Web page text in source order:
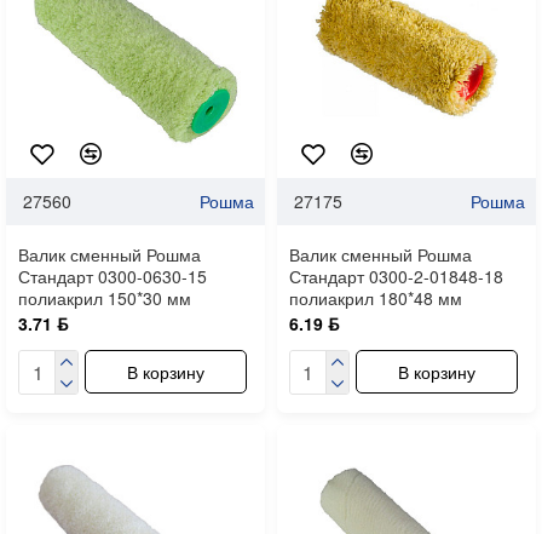
27560 Рошма
Валик сменный Рошма
Стандарт 0300-0630-15
полиакрил 150*30 мм
3.71 ƃ
В корзину
27175 Рошма
Валик сменный Рошма
Стандарт 0300-2-01848-18
полиакрил 180*48 мм
6.19 ƃ
В корзину